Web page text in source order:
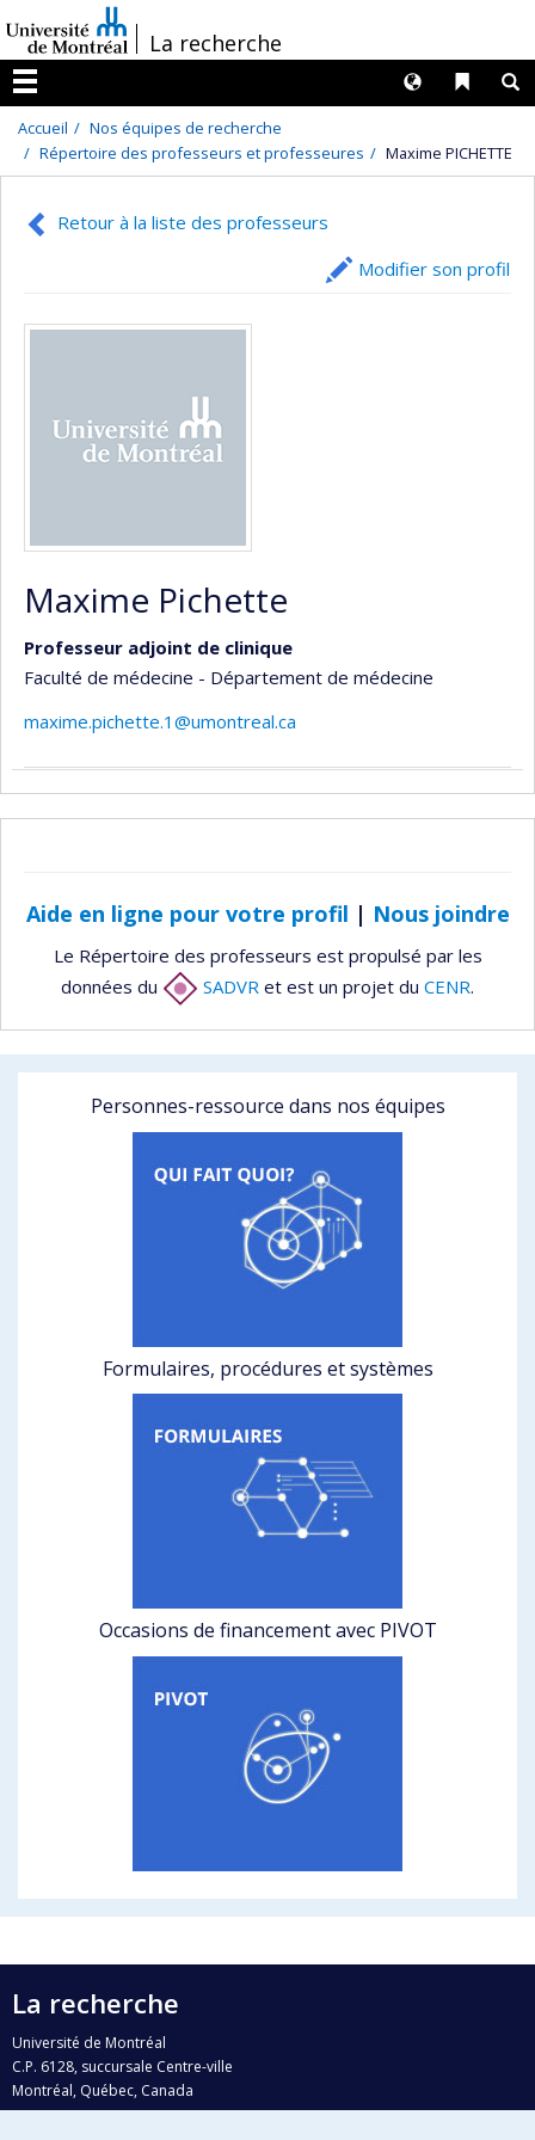
au
contenu
/La recherche
Menu
Liens
Langues
Accueil
Nos équipes de recherche
Répertoire des professeurs et professeures
Maxime PICHETTE
Retour à la liste des professeurs
Modifier son profil
Maxime Pichette
Professeur adjoint de clinique
Faculté de médecine - Département de médecine
maxime.pichette.1@umontreal.ca
Aide en ligne pour votre profil | Nous joindre
Le Répertoire des professeurs est propulsé par les
données du
SADVR et est un projet du CENR.
Personnes-ressource dans nos équipes
Formulaires, procédures et systèmes
Occasions de financement avec PIVOT
La recherche
Université de Montréal
C.P. 6128, succursale Centre-ville
Montréal, Québec, Canada
H3C 3J7